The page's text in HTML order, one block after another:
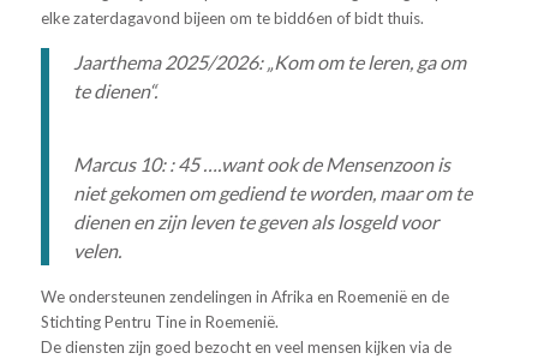
elke zaterdagavond bijeen om te bidd6en of bidt thuis.
Jaarthema 2025/2026: „Kom om te leren, ga om
te dienen“.
Marcus 10: : 45 ….want ook de Mensenzoon is
niet gekomen om gediend te worden, maar om te
dienen en zijn leven te geven als losgeld voor
velen.
We ondersteunen zendelingen in Afrika en Roemenië en de
Stichting Pentru Tine in Roemenië.
De diensten zijn goed bezocht en veel mensen kijken via de